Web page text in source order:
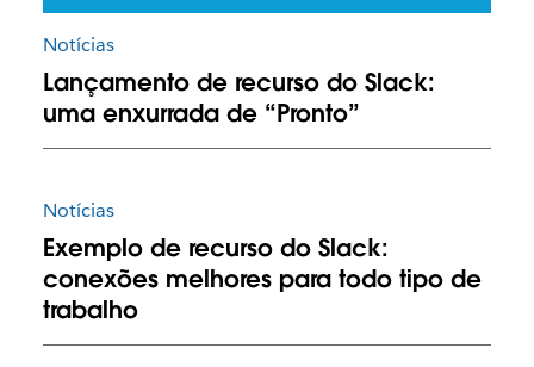
Notícias
Lançamento de recurso do Slack:
uma enxurrada de “Pronto”
Notícias
Exemplo de recurso do Slack:
conexões melhores para todo tipo de
trabalho